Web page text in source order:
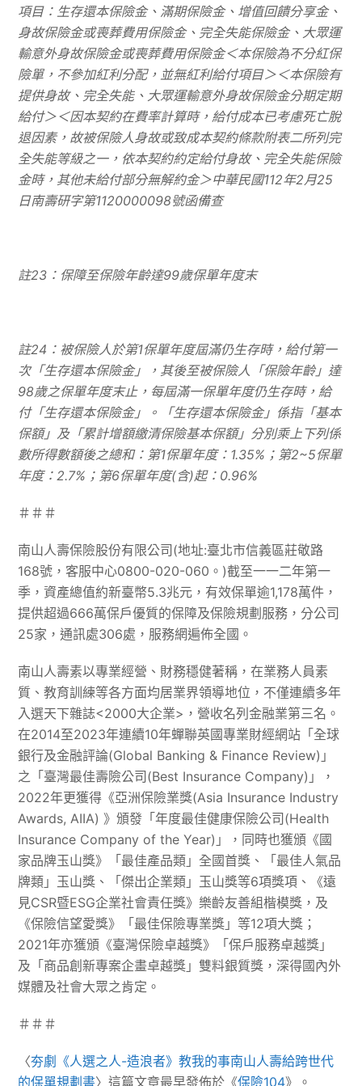
項目：生存還本保險金、滿期保險金、增值回饋分享金、
身故保險金或喪葬費用保險金、完全失能保險金、大眾運
輸意外身故保險金或喪葬費用保險金＜本保險為不分紅保
險單，不參加紅利分配，並無紅利給付項目＞＜本保險有
提供身故、完全失能、大眾運輸意外身故保險金分期定期
給付＞＜因本契約在費率計算時，給付成本已考慮死亡脫
退因素，故被保險人身故或致成本契約條款附表二所列完
全失能等級之一，依本契約約定給付身故、完全失能保險
金時，其他未給付部分無解約金＞中華民國112年2月25
日南壽研字第1120000098號函備查
註23 ：保障至保險年齡達99歲保單年度末
註24 ：被保險人於第1保單年度屆滿仍生存時，給付第一
次「生存還本保險金」，其後至被保險人「保險年齡」達
98歲之保單年度末止，每屆滿一保單年度仍生存時，給
付「生存還本保險金」。「生存還本保險金」係指「基本
保額」及「累計增額繳清保險基本保額」分別乘上下列係
數所得數額後之總和：第1保單年度： 1.35% ；第2~5保單
年度： 2.7% ；第6保單年度(含)起： 0.96%
＃＃＃
南山人壽保險股份有限公司(地址:臺北市信義區莊敬路
168號，客服中心0800-020-060。)截至一一二年第一
季，資產總值約新臺幣5.3兆元，有效保單逾1,178萬件，
提供超過666萬保戶優質的保障及保險規劃服務，分公司
25家，通訊處306處，服務網遍佈全國。
南山人壽素以專業經營、財務穩健著稱，在業務人員素
質、教育訓練等各方面均居業界領導地位，不僅連續多年
入選天下雜誌<2000大企業>，營收名列金融業第三名。
在2014至2023年連續10年蟬聯英國專業財經網站「全球
銀行及金融評論(Global Banking & Finance Review)」
之「臺灣最佳壽險公司(Best Insurance Company)」，
2022年更獲得《亞洲保險業獎(Asia Insurance Industry
Awards, AIIA) 》頒發「年度最佳健康保險公司(Health
Insurance Company of the Year)」，同時也獲頒《國
家品牌玉山獎》「最佳產品類」全國首獎、「最佳人氣品
牌類」玉山獎、「傑出企業類」玉山獎等6項獎項、《遠
見CSR暨ESG企業社會責任獎》樂齡友善組楷模獎，及
《保險信望愛獎》「最佳保險專業獎」等12項大獎；
2021年亦獲頒《臺灣保險卓越獎》「保戶服務卓越獎」
及「商品創新專案企畫卓越獎」雙料銀質獎，深得國內外
媒體及社會大眾之肯定。
＃＃＃
〈夯劇《人選之人-造浪者》教我的事南山人壽給跨世代
的保單規劃書〉這篇文章最早發佈於《保險104》。